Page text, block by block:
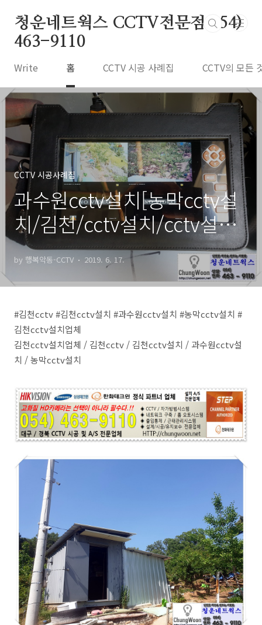
청운네트웍스 CCTV전문점 054)
463-9110
Write 홈 CCTV 시공 사례집 CCTV의 모든
CCTV 시공사례집
과수원cctv설치[농막cctv설
치/김천/cctv설치/cctv설치
업체]
by 행복악동-CCTV 2019. 6. 17.
#김천cctv #김천cctv설치 #과수원cctv설치 #농막cctv설치 #
김천cctv설치업체
김천cctv설치업체 / 김천cctv / 김천cctv설치 / 과수원cctv설
치 / 농막cctv설치